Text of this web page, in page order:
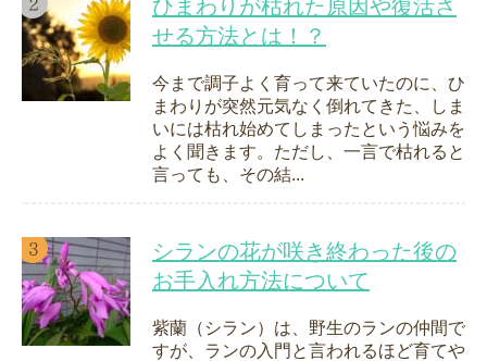
ひまわりが枯れた原因や復活さ
せる方法とは！？
今まで調子よく育って来ていたのに、ひ
まわりが突然元気なく倒れてきた、しま
いには枯れ始めてしまったという悩みを
よく聞きます。ただし、一言で枯れると
言っても、その結...
シランの花が咲き終わった後の
お手入れ方法について
紫蘭（シラン）は、野生のランの仲間で
すが、ランの入門と言われるほど育てや